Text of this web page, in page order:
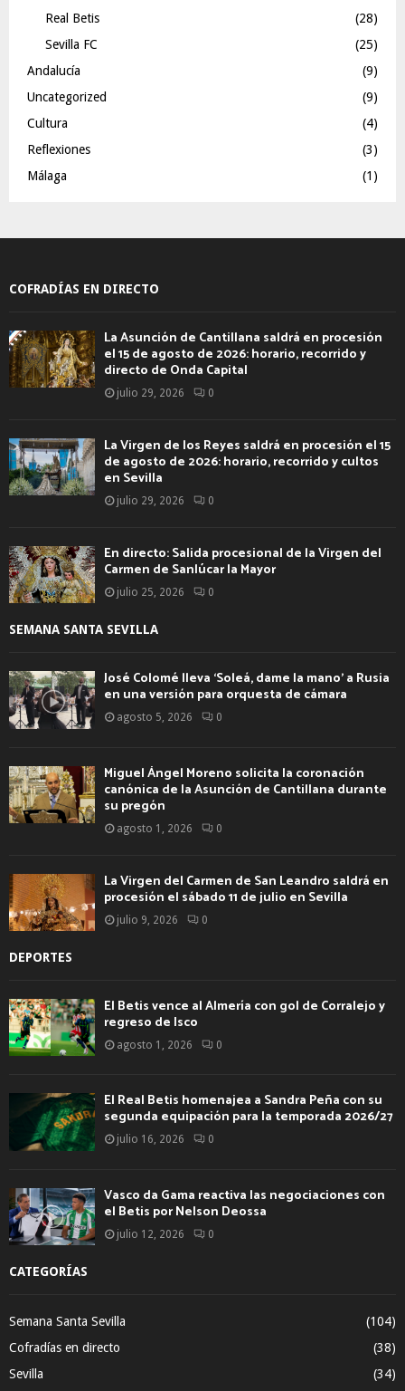
Real Betis
(28)
Sevilla FC
(25)
Andalucía
(9)
Uncategorized
(9)
Cultura
(4)
Reflexiones
(3)
Málaga
(1)
COFRADÍAS EN DIRECTO
La Asunción de Cantillana saldrá en procesión
el 15 de agosto de 2026: horario, recorrido y
directo de Onda Capital
julio 29, 2026 0
La Virgen de los Reyes saldrá en procesión el 15
de agosto de 2026: horario, recorrido y cultos
en Sevilla
julio 29, 2026 0
En directo: Salida procesional de la Virgen del
Carmen de Sanlúcar la Mayor
julio 25, 2026 0
SEMANA SANTA SEVILLA
José Colomé lleva ‘Soleá, dame la mano’ a Rusia
en una versión para orquesta de cámara
agosto 5, 2026 0
Miguel Ángel Moreno solicita la coronación
canónica de la Asunción de Cantillana durante
su pregón
agosto 1, 2026 0
La Virgen del Carmen de San Leandro saldrá en
procesión el sábado 11 de julio en Sevilla
julio 9, 2026 0
DEPORTES
El Betis vence al Almería con gol de Corralejo y
regreso de Isco
agosto 1, 2026 0
El Real Betis homenajea a Sandra Peña con su
segunda equipación para la temporada 2026/27
julio 16, 2026 0
Vasco da Gama reactiva las negociaciones con
el Betis por Nelson Deossa
julio 12, 2026 0
CATEGORÍAS
Semana Santa Sevilla
(104)
Cofradías en directo
(38)
Sevilla
(34)